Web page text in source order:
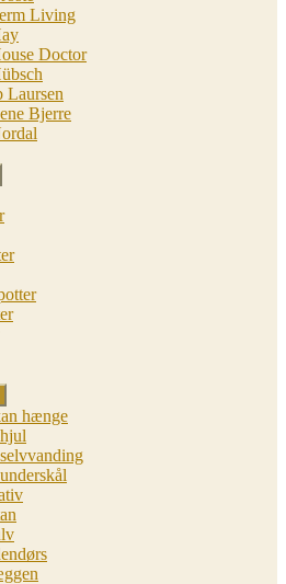
Living
Doctor
Laursen
Bjerre
hænge